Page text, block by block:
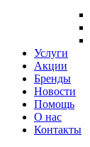
Услуги
Акции
Бренды
Новости
Помощь
О нас
Контакты